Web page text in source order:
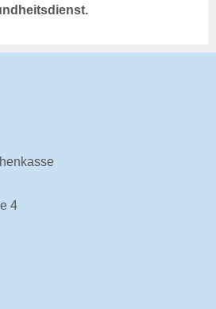
Benutzerhinweise
Über uns
4